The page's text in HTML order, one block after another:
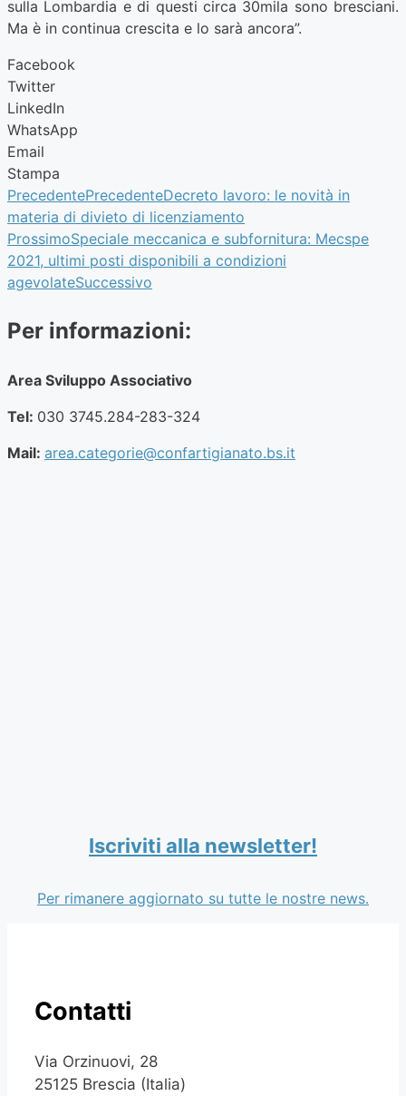
sulla Lombardia e di questi circa 30mila sono bresciani.
Ma è in continua crescita e lo sarà ancora”.
Facebook
Twitter
LinkedIn
WhatsApp
Email
Stampa
PrecedentePrecedenteDecreto lavoro: le novità in
materia di divieto di licenziamento
ProssimoSpeciale meccanica e subfornitura: Mecspe
2021, ultimi posti disponibili a condizioni
agevolateSuccessivo
Per informazioni:
Area Sviluppo Associativo
Tel: 030 3745.284-283-324
Mail: area.categorie@confartigianato.bs.it
Iscriviti alla newsletter!
Per rimanere aggiornato su tutte le nostre news.
Contatti
Via Orzinuovi, 28
25125 Brescia (Italia)